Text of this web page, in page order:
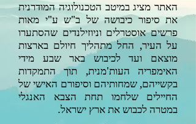
האתר מציג במיטב הטכנולוגיה המודרנית
את סיפור כיבושה של ב"ש ע"י מאות
פרשים אוסטרלים וניוזילנדים שהסתערו
על העיר, החל מתהליך חיולם בארצות
מוצאם ועד לכיבוש באר שבע מידי
האימפריה העות'מנית, תוך התמקדות
בקשייהם, שמחותיהם וסיפורם האישי של
החיילים שלחמו תחת הצבא האנגלי
במטרה לכבוש את ארץ ישראל.